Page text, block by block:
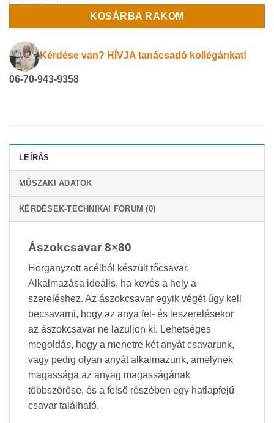
KOSÁRBA RAKOM
Kérdése van? HÍVJA tanácsadó kollégánkat!
06-70-943-9358
LEÍRÁS
MŰSZAKI ADATOK
KÉRDÉSEK-TECHNIKAI FÓRUM (0)
Ászokcsavar 8×80
Horganyzott acélból készült tőcsavar.
Alkalmazása ideális, ha kevés a hely a
szereléshez. Az ászokcsavar egyik végét úgy kell
becsavarni, hogy az anya fel- és leszerelésekor
az ászokcsavar ne lazuljon ki. Lehetséges
megoldás, hogy a menetre két anyát csavarunk,
vagy pedig olyan anyát alkalmazunk, amelynek
magassága az anyag magasságának
többszöröse, és a felső részében egy hatlapfejű
csavar található.